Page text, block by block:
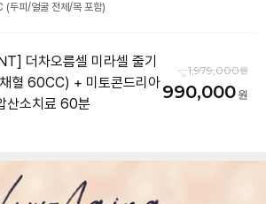
(두피/얼굴 전체/목 포함)
더차오름셀 미라셀 줄기
혈 60CC) + 미토콘드리아
산소치료 60분
1,979,000
990,000